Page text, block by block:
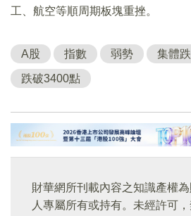
工、航空等順周期板塊重挫。
A股 指數 弱勢 集體
跌破3400點
財華網所刊載內容之知識產權
人專屬所有或持有。未經許可